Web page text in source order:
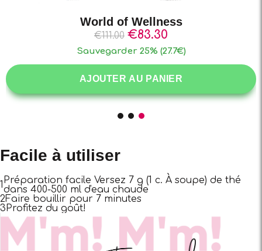
New Year New Me
€53.80 €45.60
Sauvegarder 15% (8.2€)
AJOUTER AU PANIER
Facile à utiliser
1 Préparation facile Versez 7 g (1 c. À soupe) de thé
dans 400-500 ml d'eau chaude
2Faire bouillir pour 7 minutes
3 Profitez du goût!